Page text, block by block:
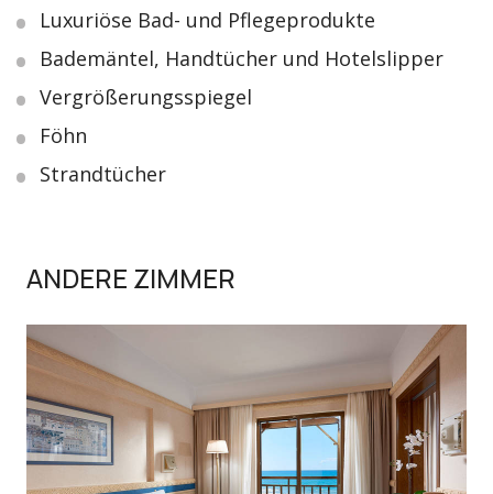
Luxuriöse Bad- und Pflegeprodukte
Bademäntel, Handtücher und Hotelslipper
Vergrößerungsspiegel
Föhn
Strandtücher
ANDERE ZIMMER